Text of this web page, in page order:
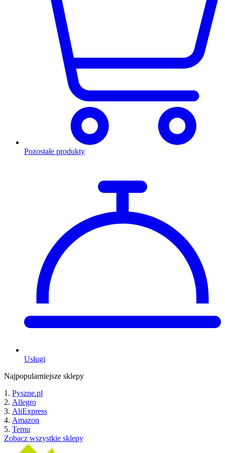
Pozostałe produkty
Usługi
Najpopularniejsze sklepy
Pyszne.pl
Allegro
AliExpress
Amazon
Temu
Zobacz wszystkie sklepy